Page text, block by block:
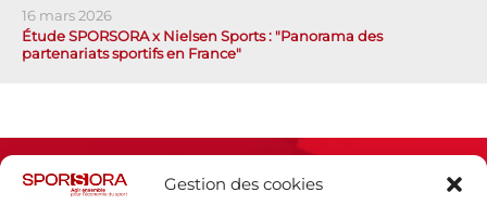
Gestion des cookies
16 mars 2026
Étude SPORSORA x Nielsen Sports : "Panorama des
partenariats sportifs en France"